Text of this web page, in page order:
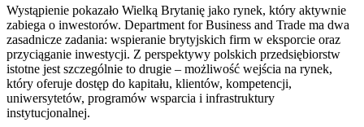
Wystąpienie pokazało Wielką Brytanię jako rynek, który aktywnie
zabiega o inwestorów. Department for Business and Trade ma dwa
zasadnicze zadania: wspieranie brytyjskich firm w eksporcie oraz
przyciąganie inwestycji. Z perspektywy polskich przedsiębiorstw
istotne jest szczególnie to drugie – możliwość wejścia na rynek,
który oferuje dostęp do kapitału, klientów, kompetencji,
uniwersytetów, programów wsparcia i infrastruktury
instytucjonalnej.